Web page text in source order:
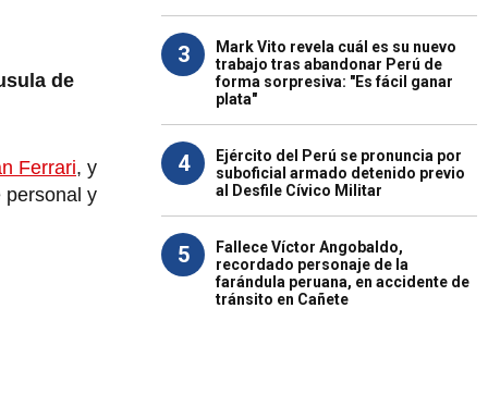
de
Ferrari, y
personal y
3
Mark Vito revela cuál es su nuevo
trabajo tras abandonar Perú de
forma sorpresiva: "Es fácil ganar
plata"
4
Ejército del Perú se pronuncia por
suboficial armado detenido previo
al Desfile Cívico Militar
5
Fallece Víctor Angobaldo,
recordado personaje de la
farándula peruana, en accidente de
tránsito en Cañete